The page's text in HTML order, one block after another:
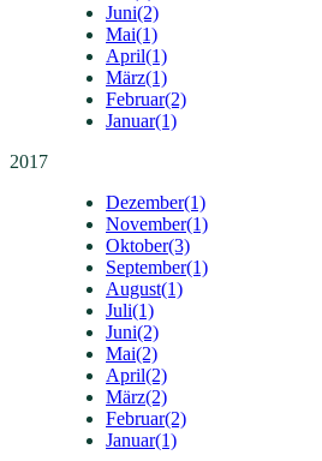
Juni(2)
Mai(1)
April(1)
März(1)
Februar(2)
Januar(1)
2017
Dezember(1)
November(1)
Oktober(3)
September(1)
August(1)
Juli(1)
Juni(2)
Mai(2)
April(2)
März(2)
Februar(2)
Januar(1)